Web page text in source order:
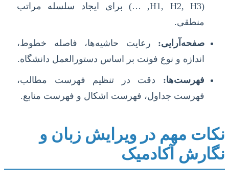
(H1, H2, H3, …) برای ایجاد سلسله مراتب
منطقی.
صفحه‌آرایی: رعایت حاشیه‌ها، فاصله خطوط،
اندازه و نوع فونت بر اساس دستورالعمل دانشگاه.
فهرست‌ها: دقت در تنظیم فهرست مطالب،
فهرست جداول، فهرست اشکال و فهرست منابع.
نکات مهم در ویرایش زبان و
نگارش آکادمیک